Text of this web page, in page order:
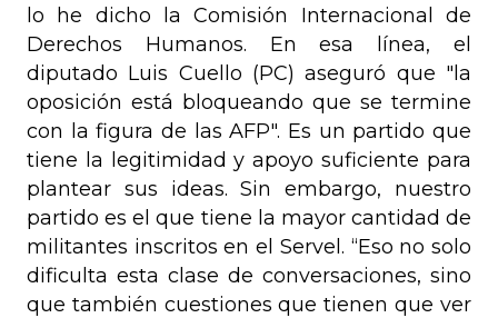
lo he dicho la Comisión Internacional de
Derechos Humanos. En esa línea, el
diputado Luis Cuello (PC) aseguró que "la
oposición está bloqueando que se termine
con la figura de las AFP". Es un partido que
tiene la legitimidad y apoyo suficiente para
plantear sus ideas. Sin embargo, nuestro
partido es el que tiene la mayor cantidad de
militantes inscritos en el Servel. “Eso no solo
dificulta esta clase de conversaciones, sino
que también cuestiones que tienen que ver